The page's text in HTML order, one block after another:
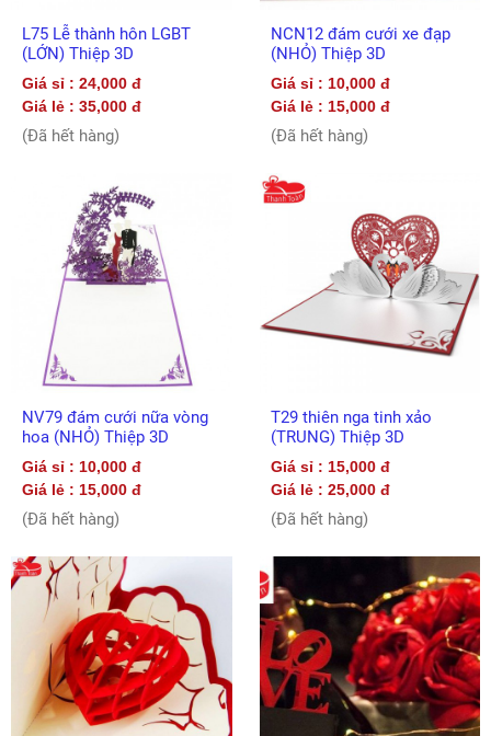
L75 Lễ thành hôn LGBT
(LỚN) Thiệp 3D
Giá sỉ : 24,000 đ
Giá lẻ : 35,000 đ
(Đã hết hàng)
NCN12 đám cưới xe đạp
(NHỎ) Thiệp 3D
Giá sỉ : 10,000 đ
Giá lẻ : 15,000 đ
(Đã hết hàng)
NV79 đám cưới nữa vòng
hoa (NHỎ) Thiệp 3D
Giá sỉ : 10,000 đ
Giá lẻ : 15,000 đ
(Đã hết hàng)
T29 thiên nga tinh xảo
(TRUNG) Thiệp 3D
Giá sỉ : 15,000 đ
Giá lẻ : 25,000 đ
(Đã hết hàng)